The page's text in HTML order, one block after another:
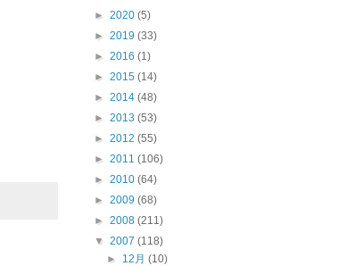
► 2020 (5)
► 2019 (33)
► 2016 (1)
► 2015 (14)
► 2014 (48)
► 2013 (53)
► 2012 (55)
► 2011 (106)
► 2010 (64)
► 2009 (68)
► 2008 (211)
▼ 2007 (118)
► 12月(10)